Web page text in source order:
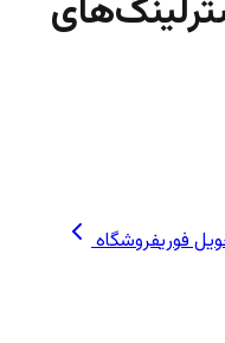
مانسترلینگ‌های
فوریفروشگاه